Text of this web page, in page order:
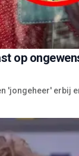
op
'jongeheer' erbij